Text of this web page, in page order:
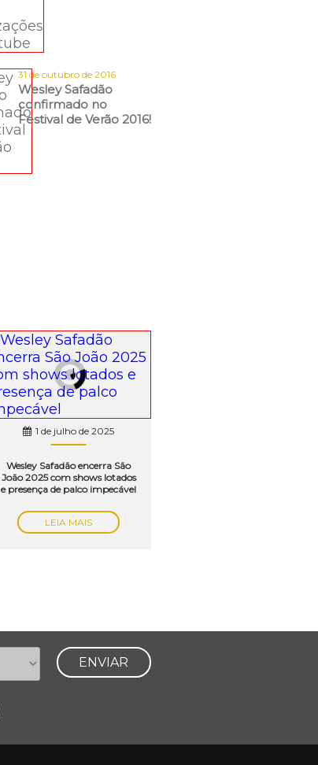
31 de outubro de 2016
Wesley Safadão
confirmado no
Festival de Verão 2016!
1 de julho de 2025
Wesley Safadão encerra São
João 2025 com shows lotados
e presença de palco impecável
LEIA MAIS